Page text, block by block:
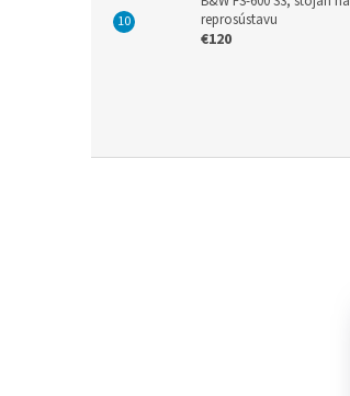
reprosústavu
€120